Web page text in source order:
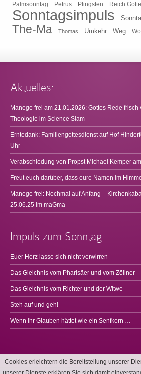
Palmsonntag Petrus Pfingsten Reich
Sonntagsimpuls
The-Ma Thomas Umkehr Weg
Aktuelles:
Manege frei am 21.01.2026: Gottes Rede frisch
Theologie im Science Slam
Erntedank: Familiengottesdienst auf Hof
Uhr
Verabschiedung von Propst Michael Kemper
Freut euch darüber, dass eure Namen im
Manege frei: Nochmal auf Anfang –
25.06.25 im maGma
Impuls zum Sonntag
Euer Herz lasse sich nicht verwirren
Das Gleichnis vom Pharisäer und vom Zöllner
Das Gleichnis vom Richter und der Witwe
Steh auf und geh!
Wenn ihr Glauben hättet wie ein Senfkorn …
Cookies erleichtern die Bereitstellung unserer